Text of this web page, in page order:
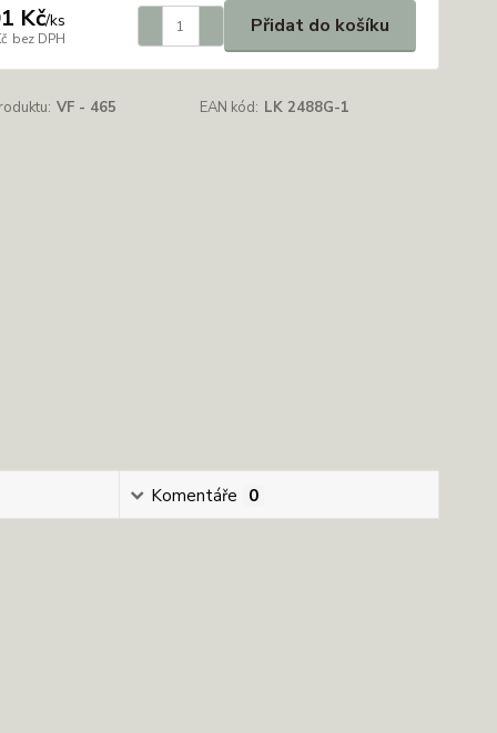
Kč/ks
bez DPH
Přidat do košíku
VF - 465 EAN kód: LK 2488G-1
Komentáře 0